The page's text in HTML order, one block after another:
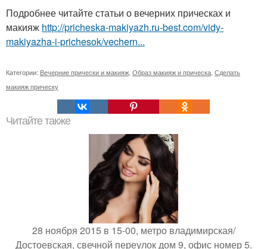
Подробнее читайте статьи о вечерних прическах и
макияж http://pricheska-makiyazh.ru-best.com/vidy-
makiyazha-i-prichesok/vechern...
Категории: Вечерние прически и макияж Образ макияж и прическа Сделать
макияж прическу
Читайте также
28 ноября 2015 в 15-00, метро владимирская/
Достоевская, свечной переулок дом 9, офис номер 5.